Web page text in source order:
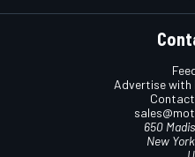
Advertise
650
New